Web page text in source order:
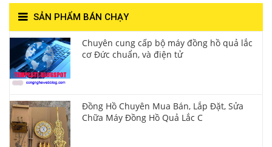
SẢN PHẨM BÁN CHẠY
Chuyên cung cấp bộ máy đồng hồ quả lắc
cơ Đức chuẩn, và điện tử
Đồng Hồ Chuyên Mua Bán, Lắp Đặt, Sửa
Chữa Máy Đồng Hồ Quả Lắc C